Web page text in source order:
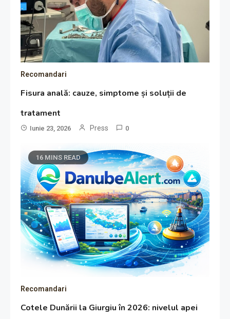
Recomandari
Fisura anală: cauze, simptome și soluții de
tratament
Iunie 23, 2026 Press 0
16 MINS READ
Recomandari
Cotele Dunării la Giurgiu în 2026: nivelul apei